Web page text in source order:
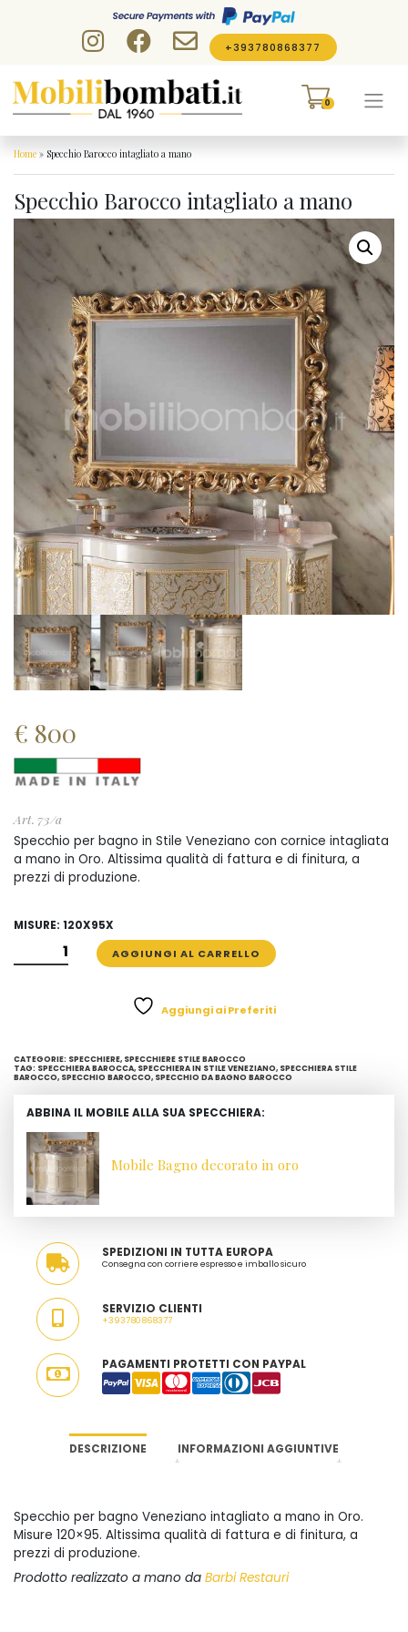
+393780868377
0
Home » Specchio Barocco intagliato a mano
Specchio Barocco intagliato a mano
€ 800
Art. 73/a
Specchio per bagno in Stile Veneziano con cornice intagliata
a mano in Oro. Altissima qualità di fattura e di finitura, a
prezzi di produzione.
MISURE: 120X95X
SPECCHIO
BAROCCO
AGGIUNGI AL CARRELLO
Aggiungi ai Preferiti
CATEGORIE: SPECCHIERE, SPECCHIERE STILE BAROCCO
TAG: SPECCHIERA BAROCCA, SPECCHIERA IN STILE VENEZIANO, SPECCHIERA STILE
BAROCCO, SPECCHIO BAROCCO, SPECCHIO DA BAGNO BAROCCO
ABBINA IL MOBILE ALLA SUA SPECCHIERA:
Mobile Bagno decorato in oro
SPEDIZIONI IN TUTTA EUROPA
Consegna con corriere espresso e imballo sicuro
SERVIZIO CLIENTI
+393780868377
PAGAMENTI PROTETTI CON PAYPAL
DESCRIZIONE INFORMAZIONI AGGIUNTIVE
Specchio per bagno Veneziano intagliato a mano in Oro.
Misure 120×95. Altissima qualità di fattura e di finitura, a
prezzi di produzione.
Prodotto realizzato a mano da Barbi Restauri